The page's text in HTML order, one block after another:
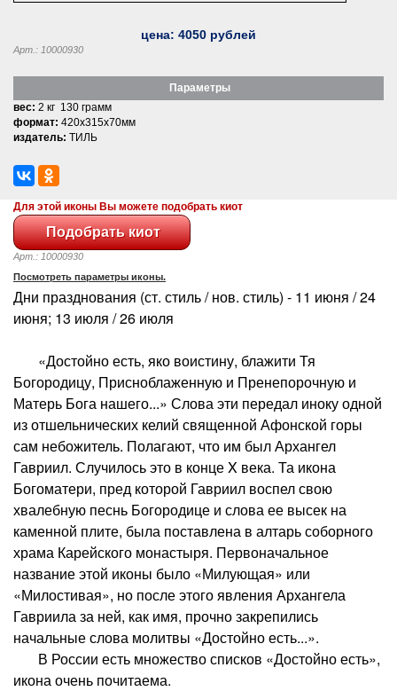
цена: 4050 рублей
Арт.: 10000930
Параметры
вес: 2 кг 130 грамм
формат: 420x315x70мм
издатель: ТИЛЬ
Для этой иконы Вы можете подобрать киот
Арт.: 10000930
Посмотреть параметры иконы.
Дни празднования (ст. стиль / нов. стиль) - 11 июня / 24
июня; 13 июля / 26 июля
«Достойно есть, яко воистину, блажити Тя
Богородицу, Присноблаженную и Пренепорочную и
Матерь Бога нашего...» Слова эти передал иноку одной
из отшельнических келий священной Афонской горы
сам небожитель. Полагают, что им был Архангел
Гавриил. Случилось это в конце X века. Та икона
Богоматери, пред которой Гавриил воспел свою
хвалебную песнь Богородице и слова ее высек на
каменной плите, была поставлена в алтарь соборного
храма Карейского монастыря. Первоначальное
название этой иконы было «Милующая» или
«Милостивая», но после этого явления Архангела
Гавриила за ней, как имя, прочно закрепились
начальные слова молитвы «Достойно есть...».
В России есть множество списков «Достойно есть»,
икона очень почитаема.